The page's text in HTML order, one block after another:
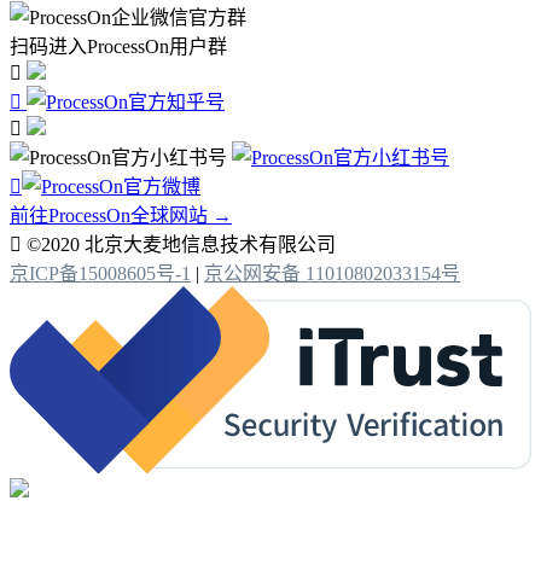
扫码进入ProcessOn用户群




前往ProcessOn全球网站 →
 ©2020 北京大麦地信息技术有限公司
京ICP备15008605号-1 | 京公网安备 11010802033154号